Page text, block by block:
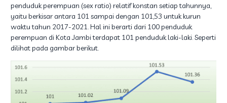
penduduk perempuan (sex ratio) relatif konstan setiap tahunnya,
yaitu berkisar antara 101 sampai dengan 101,53 untuk kurun
waktu tahun 2017-2021. Hal ini berarti dari 100 penduduk
perempuan di Kota Jambi terdapat 101 penduduk laki-laki. Seperti
dilihat pada gambar berikut.